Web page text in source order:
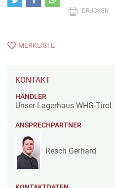
DRUCKEN
MERKLISTE
KONTAKT
HÄNDLER
Unser Lagerhaus WHG-Tirol
ANSPRECHPARTNER
Resch Gerhard